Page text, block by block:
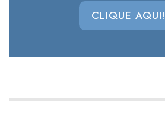
CLIQUE AQUI!